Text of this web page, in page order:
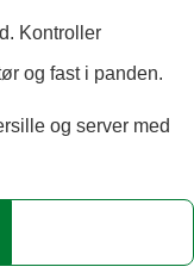
Kontroller
og fast i panden.
og server med